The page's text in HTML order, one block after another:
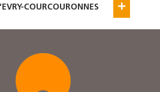
COURCOURONNES